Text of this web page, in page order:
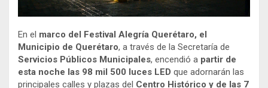
En el marco del Festival Alegría Querétaro, el
Municipio de Querétaro, a través de la Secretaría de
Servicios Públicos Municipales, encendió a partir de
esta noche las 98 mil 500 luces LED que adornarán las
principales calles y plazas del Centro Histórico y de las 7